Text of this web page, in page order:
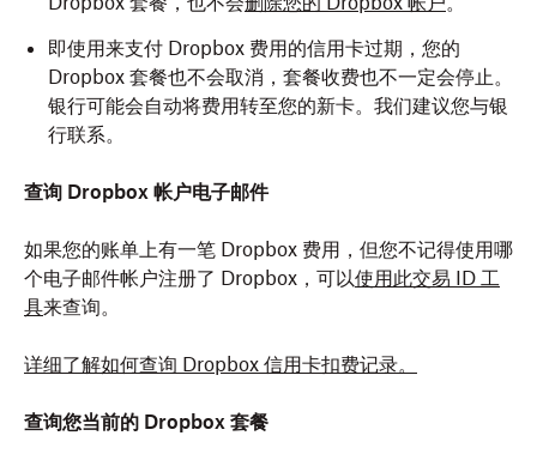
即使用来支付 Dropbox 费用的信用卡过期，您的
Dropbox 套餐也不会取消，套餐收费也不一定会停止。
银行可能会自动将费用转至您的新卡。我们建议您与银
行联系。
查询 Dropbox 帐户电子邮件
如果您的账单上有一笔 Dropbox 费用，但您不记得使用哪
个电子邮件帐户注册了 Dropbox，可以使用此交易 ID 工
具来查询。
详细了解如何查询 Dropbox 信用卡扣费记录。
查询您当前的 Dropbox 套餐